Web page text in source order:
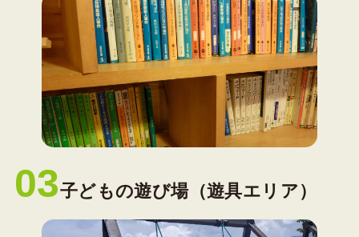
03子どもの遊び場（遊具エリア）